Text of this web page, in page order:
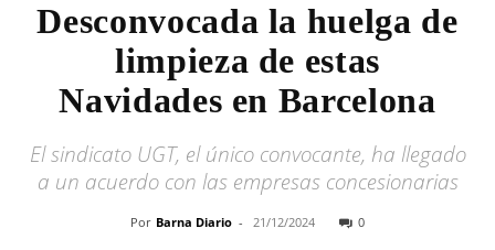
Desconvocada la huelga de
limpieza de estas
Navidades en Barcelona
El sindicato UGT, el único convocante, ha llegado
a un acuerdo con las empresas concesionarias
Por Barna Diario - 21/12/2024 0